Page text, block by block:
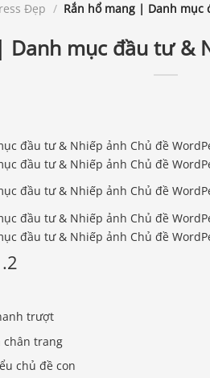
Đẹp / Rắn hổ mang | Danh mục
Danh mục đầu tư &
trượt
chân trang
chủ đề con